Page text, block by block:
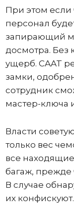
При этом если
персонал
запирающий
досмотра.
ущерб. CAAT
замки,
сотрудник
мастер-ключа
Власти
только вес
все
багаж, прежде
В случае
их конфискуют.